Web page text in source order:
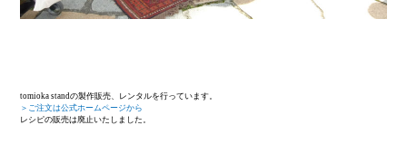
tomioka standの製作販売、レンタルを行っています。
＞ご注文は公式ホームページから
レシピの販売は廃止いたしました。